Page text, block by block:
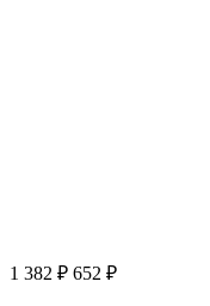
1 382 ₽ 652 ₽